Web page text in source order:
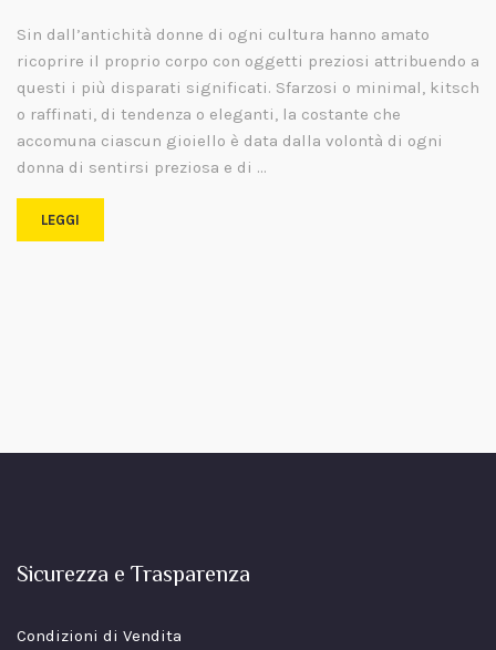
Sin dall’antichità donne di ogni cultura hanno amato
ricoprire il proprio corpo con oggetti preziosi attribuendo a
questi i più disparati significati. Sfarzosi o minimal, kitsch
o raffinati, di tendenza o eleganti, la costante che
accomuna ciascun gioiello è data dalla volontà di ogni
donna di sentirsi preziosa e di …
LEGGI
Sicurezza e Trasparenza
Condizioni di Vendita